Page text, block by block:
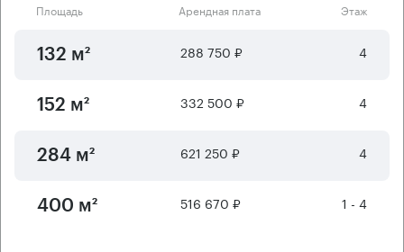
Площадь Арендная плата Этаж
132 м² 288 750 ₽ 4
152 м² 332 500 ₽ 4
284 м² 621 250 ₽ 4
400 м² 516 670 ₽ 1 - 4